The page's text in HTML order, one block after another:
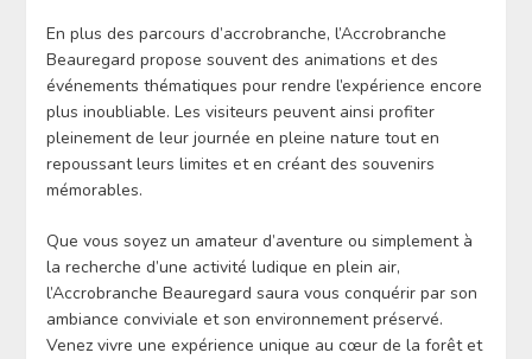
En plus des parcours d’accrobranche, l’Accrobranche
Beauregard propose souvent des animations et des
événements thématiques pour rendre l’expérience encore
plus inoubliable. Les visiteurs peuvent ainsi profiter
pleinement de leur journée en pleine nature tout en
repoussant leurs limites et en créant des souvenirs
mémorables.
Que vous soyez un amateur d’aventure ou simplement à
la recherche d’une activité ludique en plein air,
l’Accrobranche Beauregard saura vous conquérir par son
ambiance conviviale et son environnement préservé.
Venez vivre une expérience unique au cœur de la forêt et